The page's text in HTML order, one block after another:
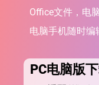
Office文件，电
电脑手机随时编
PC电脑版